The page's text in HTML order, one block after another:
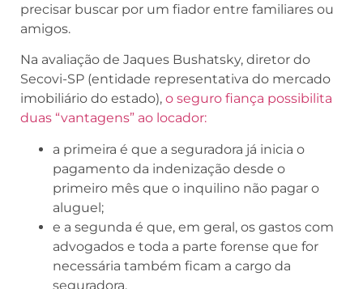
precisar buscar por um fiador entre familiares ou
amigos.
Na avaliação de Jaques Bushatsky, diretor do
Secovi-SP (entidade representativa do mercado
imobiliário do estado), o seguro fiança possibilita
duas “vantagens” ao locador:
a primeira é que a seguradora já inicia o
pagamento da indenização desde o
primeiro mês que o inquilino não pagar o
aluguel;
e a segunda é que, em geral, os gastos com
advogados e toda a parte forense que for
necessária também ficam a cargo da
seguradora.